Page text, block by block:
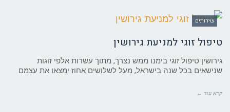
שירותים
טיפול זוגי למניעת גירושין
גירושין טיפול זוגי בימנו ממש נצרך, מתוך עשרות אלפי זוגות
שנישאים בכל שנה בישראל, מעל לשלושים אחוז ימצאו את עצמם
קרא עוד ←